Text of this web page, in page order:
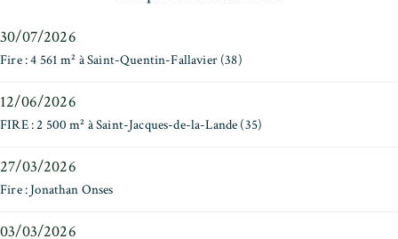
30/07/2026
Fire : 4 561 m² à Saint-Quentin-Fallavier (38)
12/06/2026
FIRE : 2 500 m² à Saint-Jacques-de-la-Lande (35)
27/03/2026
Fire : Jonathan Onses
03/03/2026